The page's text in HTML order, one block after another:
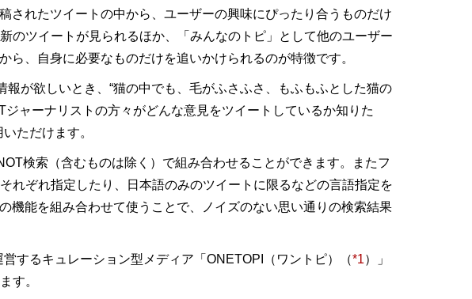
されたツイートの中から、ユーザーの興味にぴったり合うものだけ
のツイートが見られるほか、「みんなのトピ」として他のユーザー
、自身に必要なものだけを追いかけられるのが特徴です。
が欲しいとき、“猫の中でも、毛がふさふさ、もふもふとした猫の
ャーナリストの方々がどんな意見をツイートしているか知りた
ただけます。
検索（含むものは除く）で組み合わせることができます。またフ
れぞれ指定したり、日本語のみのツイートに限るなどの言語指定を
機能を組み合わせて使うことで、ノイズのない思い通りの検索結果
するキュレーション型メディア「ONETOPI（ワントピ）（*1 ）」
す。